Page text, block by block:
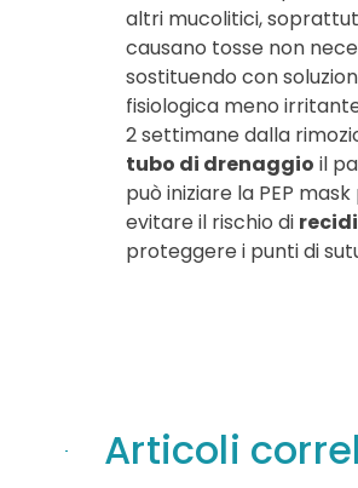
altri mucolitici,
causano tosse non
sostituendo con
fisiologica meno
2 settimane dalla
tubo di drenaggio il
può iniziare la PEP
evitare il rischio di
proteggere i punti di
Articoli